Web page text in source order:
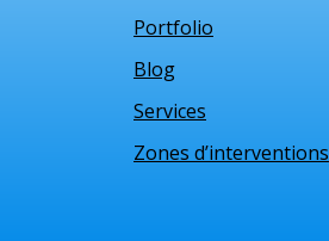
Portfolio
Blog
Services
Zones d’interventions